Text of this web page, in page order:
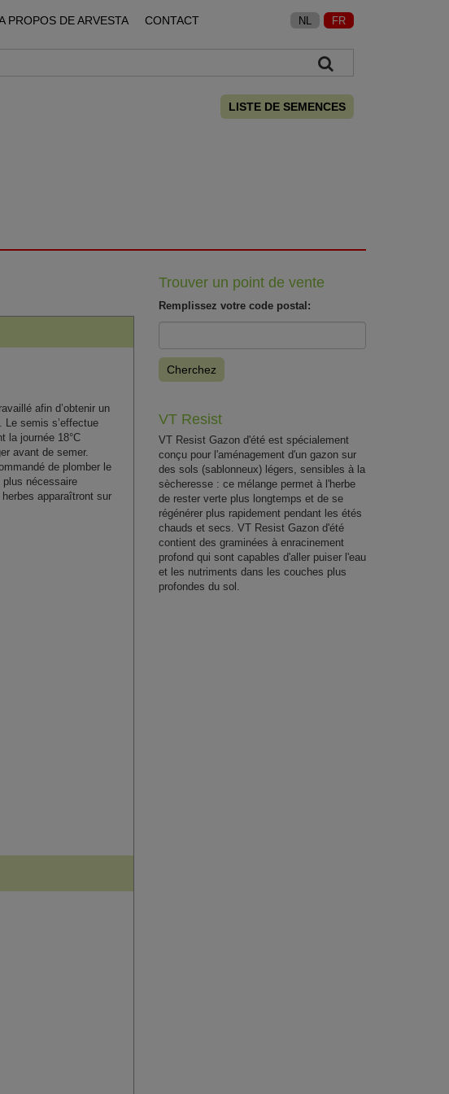
PROPOS DE ARVESTA CONTACT NL FR
LISTE DE SEMENCES
afin d’obtenir un
Le semis s’effectue
la journée 18°C
avant de semer.
de plomber le
plus nécessaire
apparaîtront sur
Trouver un point de vente
Remplissez votre code postal:
Cherchez
VT Resist
VT Resist Gazon d'été est spécialement
conçu pour l'aménagement d'un gazon sur
des sols (sablonneux) légers, sensibles à la
sècheresse : ce mélange permet à l'herbe
de rester verte plus longtemps et de se
régénérer plus rapidement pendant les étés
chauds et secs. VT Resist Gazon d'été
contient des graminées à enracinement
profond qui sont capables d'aller puiser l'eau
et les nutriments dans les couches plus
profondes du sol.